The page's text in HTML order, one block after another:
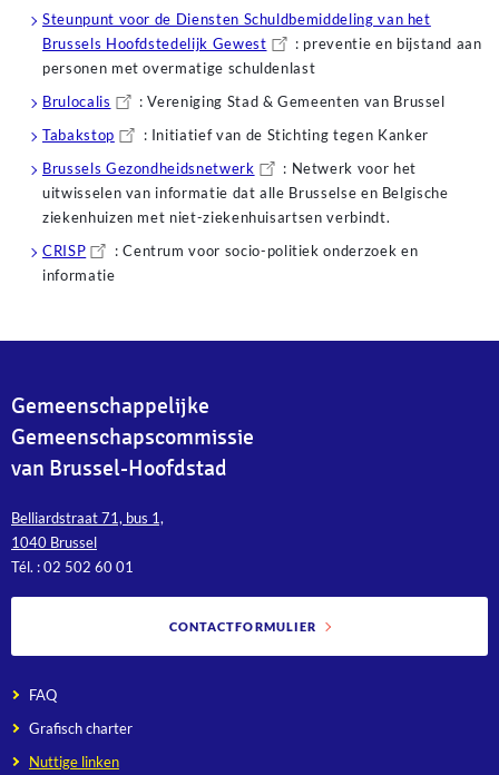
Steunpunt voor de Diensten Schuldbemiddeling van het
Brussels Hoofdstedelijk Gewest
: preventie en bijstand aan
personen met overmatige schuldenlast
Brulocalis
: Vereniging Stad & Gemeenten van Brussel
Tabakstop
: Initiatief van de Stichting tegen Kanker
Brussels Gezondheidsnetwerk
: Netwerk voor het
uitwisselen van informatie dat alle Brusselse en Belgische
ziekenhuizen met niet-ziekenhuisartsen verbindt.
CRISP
: Centrum voor socio-politiek onderzoek en
informatie
Gemeenschappelijke
Gemeenschapscommissie
van Brussel-Hoofdstad
Belliardstraat 71, bus 1,
1040 Brussel
Tél. : 02 502 60 01
CONTACTFORMULIER
FAQ
Grafisch charter
Nuttige linken